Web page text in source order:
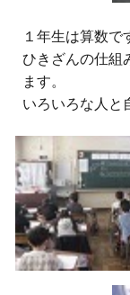
１年生は算数で
ひきざんの仕組
ます。
いろいろな人と